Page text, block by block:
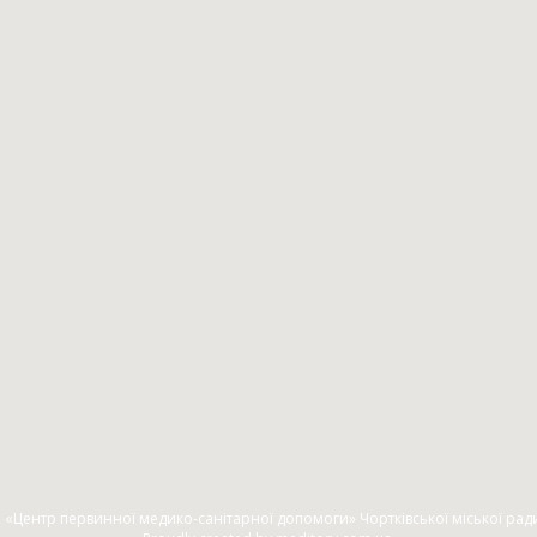
первинної медико-санітарної допомоги» Чортківської міської